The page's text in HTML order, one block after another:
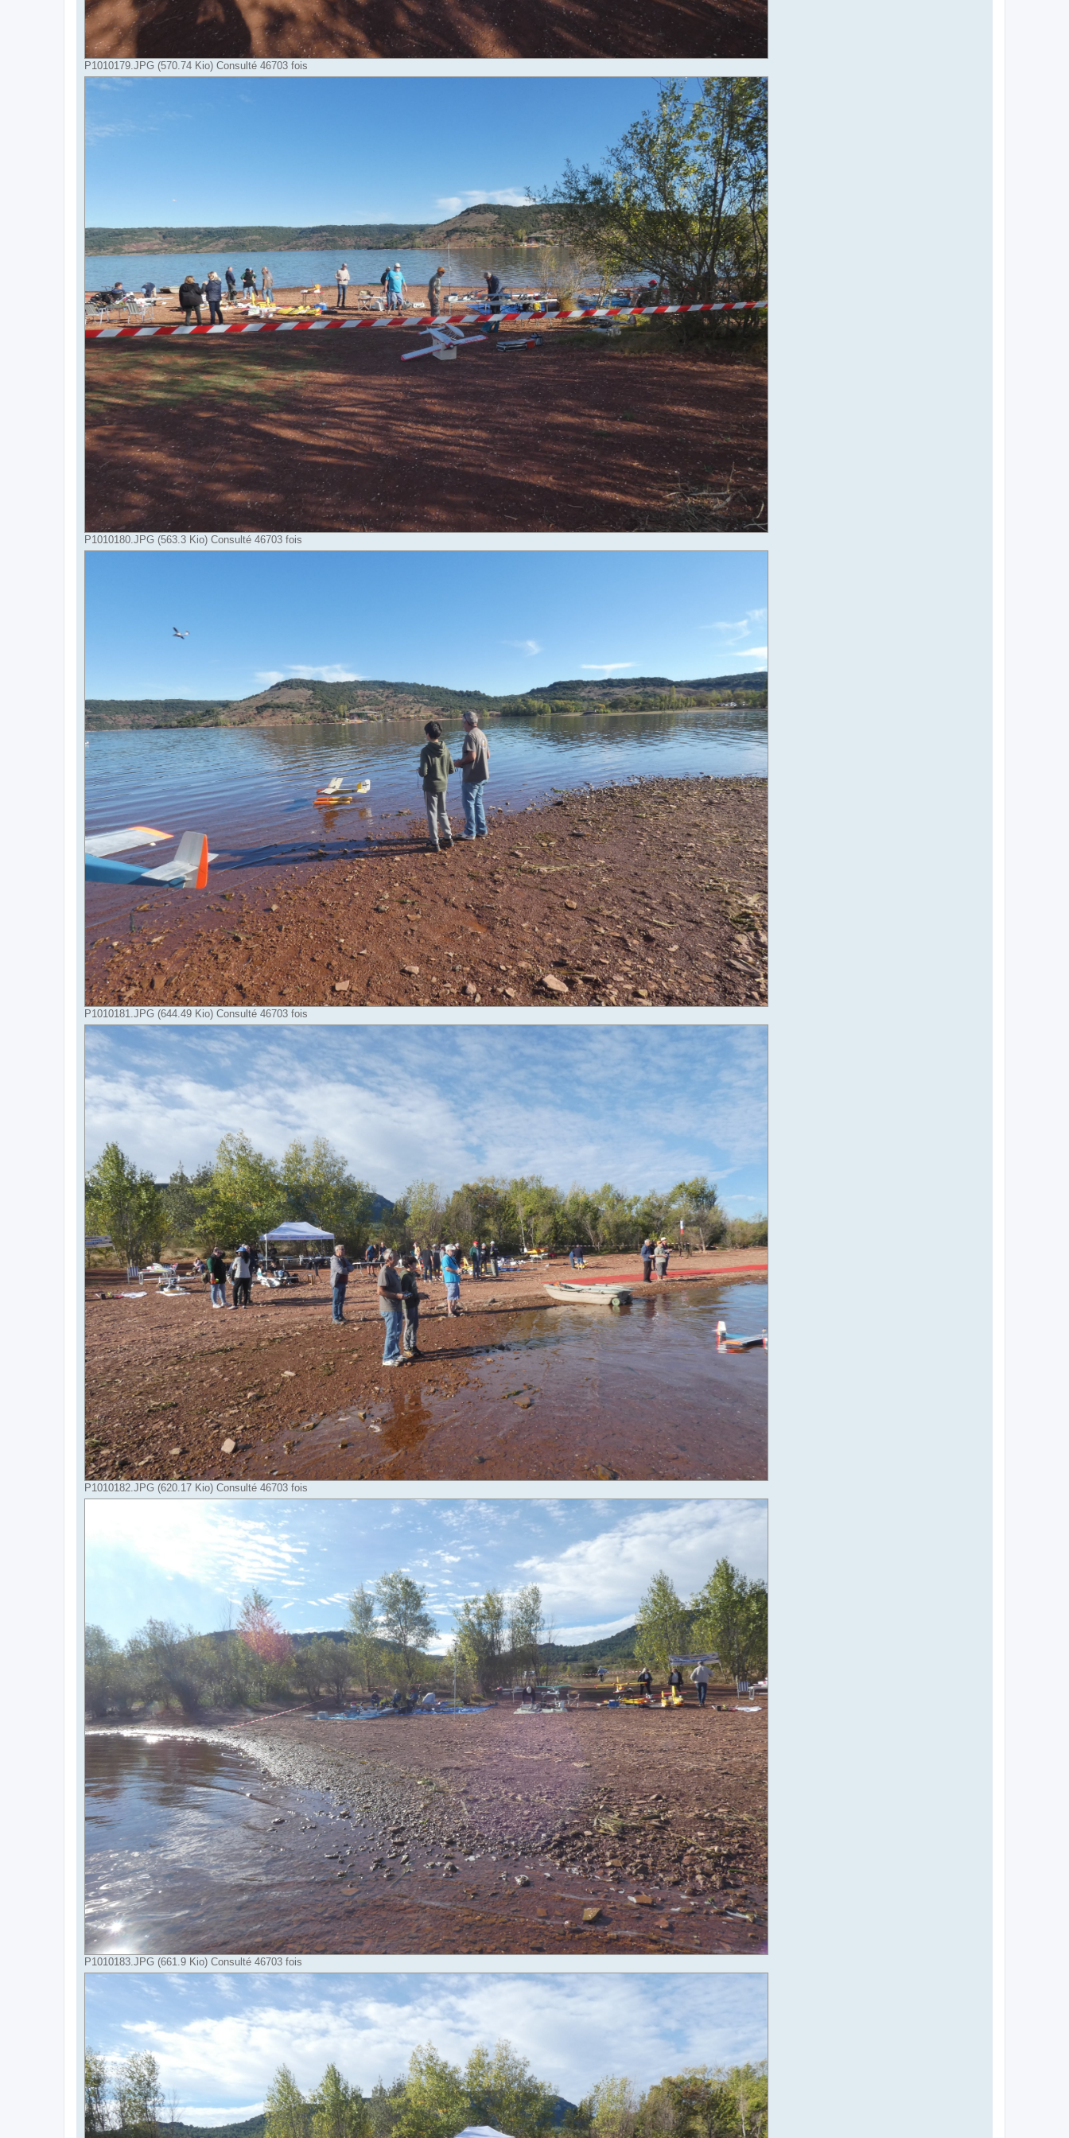
P1010179.JPG (570.74 Kio) Consulté 46703 fois
P1010180.JPG (563.3 Kio) Consulté 46703 fois
P1010181.JPG (644.49 Kio) Consulté 46703 fois
P1010182.JPG (620.17 Kio) Consulté 46703 fois
P1010183.JPG (661.9 Kio) Consulté 46703 fois